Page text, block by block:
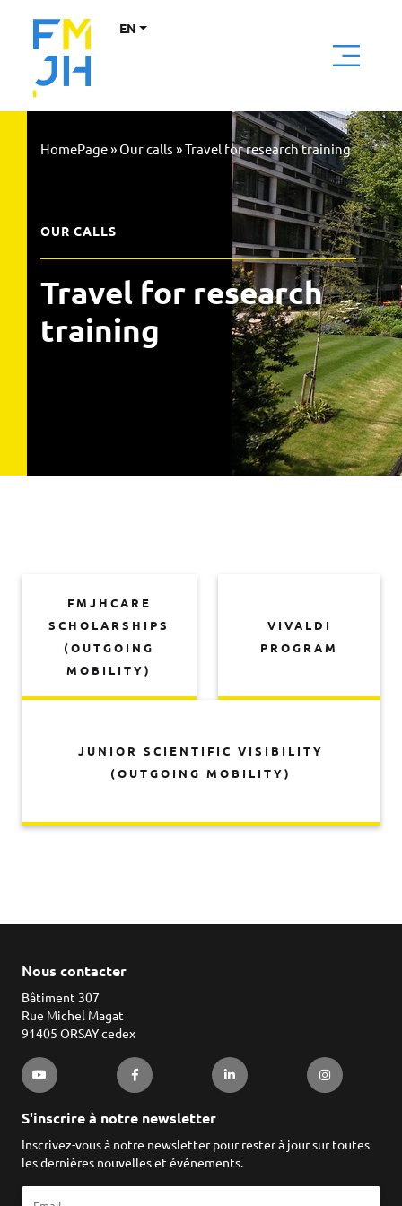
EN
HomePage»Our calls »Travel for research training
OUR CALLS
Travel for research
training
FMJHCARE
SCHOLARSHIPS
(OUTGOING
MOBILITY)
VIVALDI
PROGRAM
JUNIOR SCIENTIFIC VISIBILITY
(OUTGOING MOBILITY)
Nous contacter
Bâtiment 307
Rue Michel Magat
91405 ORSAY cedex
S'inscrire à notre newsletter
Inscrivez-vous à notre newsletter pour rester à jour sur toutes
les dernières nouvelles et événements.